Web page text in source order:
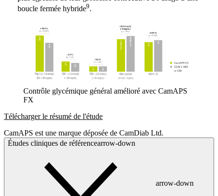
boucle fermée hybride9.
Contrôle glycémique général amélioré avec CamAPS
FX
Télécharger le résumé de l'étude
CamAPS est une marque déposée de CamDiab Ltd.
Études cliniques de référencearrow-down
arrow-down